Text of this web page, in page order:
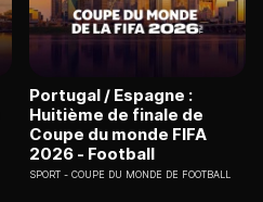
Portugal / Espagne :
Huitième de finale de
Coupe du monde FIFA
2026 - Football
SPORT COUPE DU MONDE DE FOOTBALL